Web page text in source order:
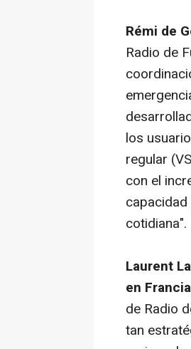
Rémi de
Radio de
los
regular
con el
cotidiana".
Laurent
en Francia
de Radio
tan